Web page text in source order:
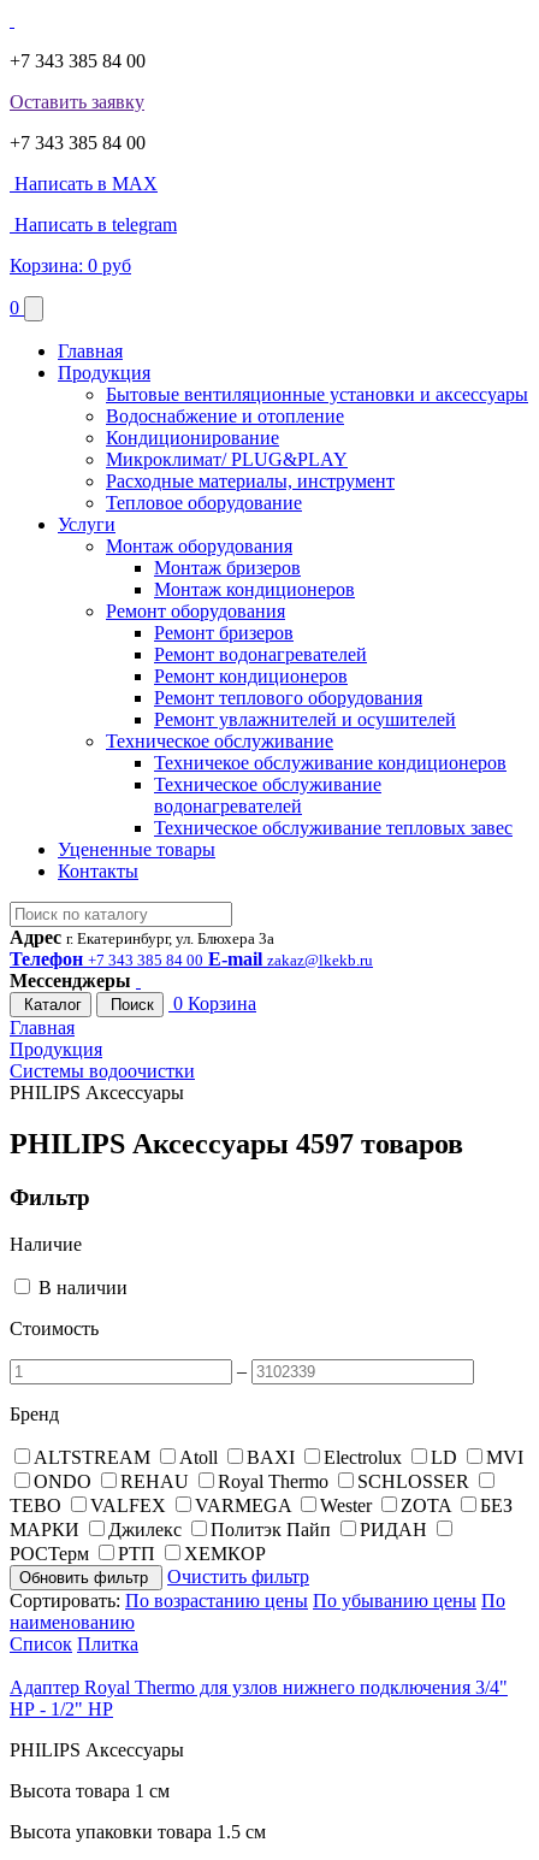
+7 343 385 84 00
Оставить заявку
+7 343 385 84 00
Написать в MAX
Написать в telegram
Корзина: 0 руб
0
Главная
Продукция
Бытовые вентиляционные установки и аксессуары
Водоснабжение и отопление
Кондиционирование
Микроклимат/ PLUG&PLAY
Расходные материалы, инструмент
Тепловое оборудование
Услуги
Монтаж оборудования
Монтаж бризеров
Монтаж кондиционеров
Ремонт оборудования
Ремонт бризеров
Ремонт водонагревателей
Ремонт кондиционеров
Ремонт теплового оборудования
Ремонт увлажнителей и осушителей
Техническое обслуживание
Техничекое обслуживание кондиционеров
Техническое обслуживание
водонагревателей
Техническое обслуживание тепловых завес
Уцененные товары
Контакты
Адрес г. Екатеринбург, ул. Блюхера 3а
Телефон +7 343 385 84 00 E-mail zakaz@lkekb.ru
Мессенджеры
Каталог Поиск 0 Корзина
Главная
Продукция
Системы водоочистки
PHILIPS Аксессуары
PHILIPS Аксессуары 4597 товаров
Фильтр
Наличие
В наличии
Стоимость
–
Бренд
ALTSTREAM Atoll BAXI Electrolux LD
MVI
ONDO
REHAU Royal Thermo
SCHLOSSER
TEBO
VALFEX VARMEGA Wester ZOTA
БЕЗ
МАРКИ
Джилекс Политэк Пайп
РИДАН
РОСТерм
РТП ХЕМКОР
Обновить фильтр
Очистить фильтр
Сортировать: По возрастанию цены По убыванию цены По
наименованию
Список Плитка
Адаптер Royal Thermo для узлов нижнего подключения 3/4"
НР - 1/2" НР
PHILIPS Аксессуары
Высота товара 1 см
Высота упаковки товара 1.5 см